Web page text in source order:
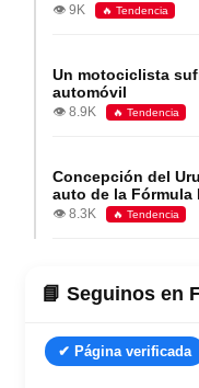
👁️ 9K 🔥 Tendencia
Un motociclista
automóvil
👁️ 8.9K 🔥 Tendencia
Concepción del
auto de la Fórmula
👁️ 8.3K 🔥 Tendencia
📘 Seguinos en
✔ Página verificada